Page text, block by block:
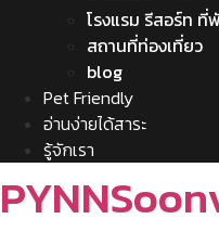
โรงแรม รีสอร์ท ที่
สถานที่ท่องเที่ยว
blog
Pet Friendly
อ่านง่ายได้สาระ
รู้จักเรา